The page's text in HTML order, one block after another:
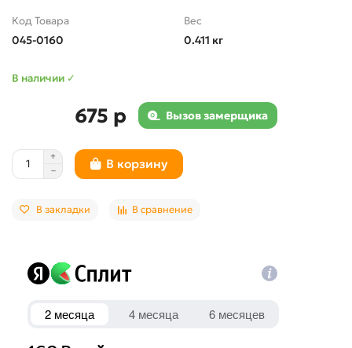
Код Товара
045-0160
Вес
0.411 кг
В наличии ✓
675 р Вызов замерщика
В корзину
В закладки В сравнение